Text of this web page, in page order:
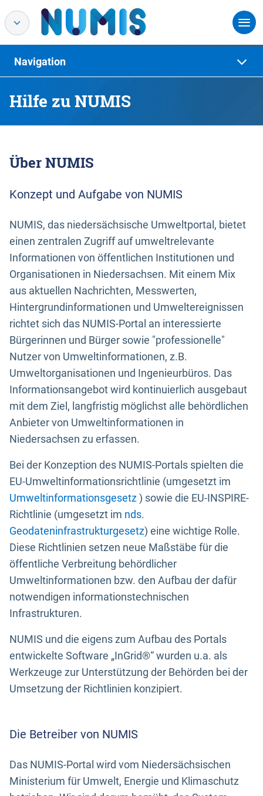
Hilfe zu NUMIS
Navigation
Über NUMIS
Konzept und Aufgabe von NUMIS
NUMIS, das niedersächsische Umweltportal, bietet
einen zentralen Zugriff auf umweltrelevante
Informationen von öffentlichen Institutionen und
Organisationen in Niedersachsen. Mit einem Mix
aus aktuellen Nachrichten, Messwerten,
Hintergrundinformationen und Umweltereignissen
richtet sich das NUMIS-Portal an interessierte
Bürgerinnen und Bürger sowie "professionelle"
Nutzer von Umweltinformationen, z.B.
Umweltorganisationen und Ingenieurbüros. Das
Informationsangebot wird kontinuierlich ausgebaut
mit dem Ziel, langfristig möglichst alle behördlichen
Anbieter von Umweltinformationen in
Niedersachsen zu erfassen.
Bei der Konzeption des NUMIS-Portals spielten die
EU-Umweltinformationsrichtlinie (umgesetzt im
Umweltinformationsgesetz) sowie die EU-INSPIRE-
Richtlinie (umgesetzt im nds.
Geodateninfrastrukturgesetz) eine wichtige Rolle.
Diese Richtlinien setzen neue Maßstäbe für die
öffentliche Verbreitung behördlicher
Umweltinformationen bzw. den Aufbau der dafür
notwendigen informationstechnischen
Infrastrukturen.
NUMIS und die eigens zum Aufbau des Portals
entwickelte Software „InGrid®“ wurden u.a. als
Werkzeuge zur Unterstützung der Behörden bei der
Umsetzung der Richtlinien konzipiert.
Die Betreiber von NUMIS
Das NUMIS-Portal wird vom Niedersächsischen
Ministerium für Umwelt, Energie und Klimaschutz